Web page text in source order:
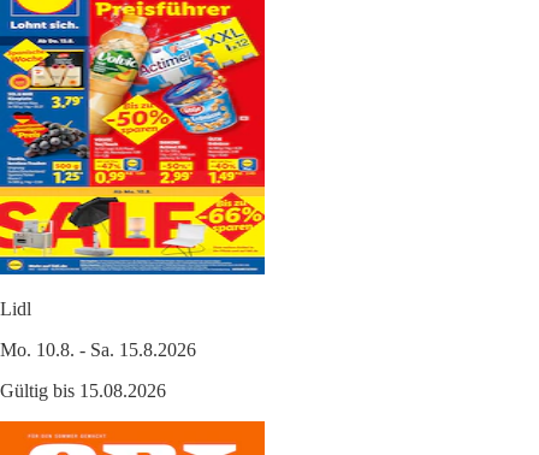
Lidl
Mo. 10.8. - Sa. 15.8.2026
Gültig bis 15.08.2026